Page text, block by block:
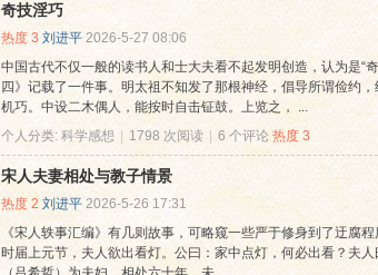
奇技淫巧
热度 3 刘进平 2026-5-27 08:06
中国古代不仅一般的读书人和士大夫看不起发明创造，认为是“
四》记载了一件事。明太祖不知发了那根神经，倡导所谓俭约
机巧。中设二木偶人，能按时自击钲鼓。上览之， ...
个人分类: 科学感想 1798 次阅读 6 个评论 热度 3
宋人夫妻相处与教子情景
热度 2 刘进平 2026-5-26 17:31
《宋人轶事汇编》有几则故事，可略窥一些严于修身到了迂腐
时届上元节，夫人欲出看灯。公曰：家中点灯，何必出看？夫